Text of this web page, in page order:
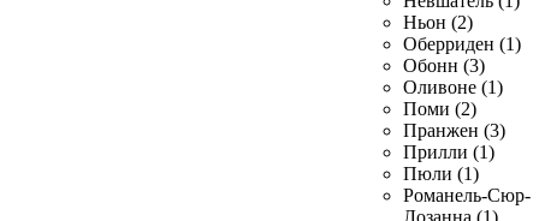
Ньон (2)
Оберриден (1)
Обонн (3)
Оливоне (1)
Поми (2)
Пранжен (3)
Прилли (1)
Пюли (1)
Романель-Сюр-
Лозанна (1)